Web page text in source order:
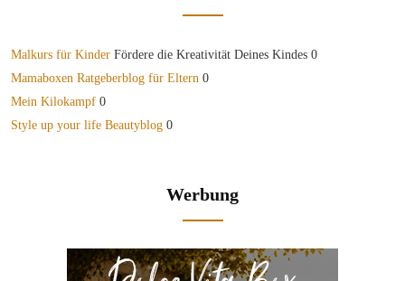
Malkurs für Kinder Fördere die Kreativität Deines Kindes 0
Mamaboxen Ratgeberblog für Eltern 0
Mein Kilokampf 0
Style up your life Beautyblog 0
Werbung